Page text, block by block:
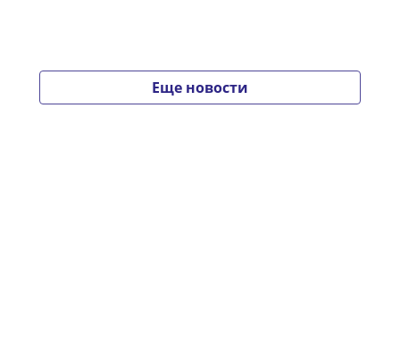
Еще новости